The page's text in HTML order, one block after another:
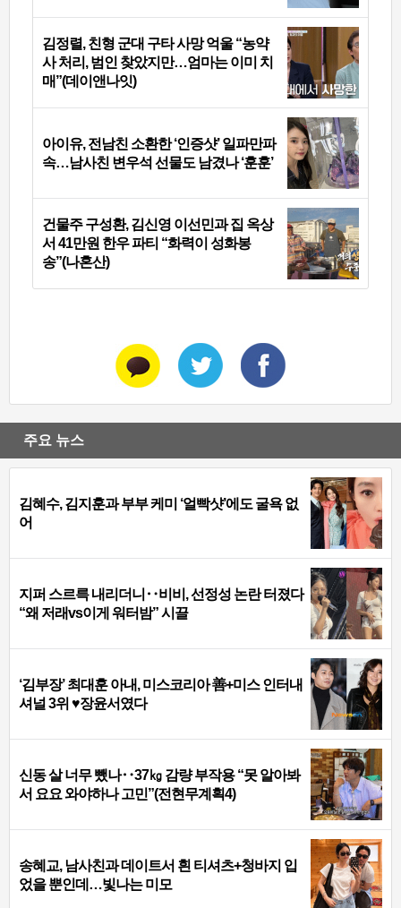
김정렬, 친형 군대 구타 사망 억울 “농약
사 처리, 범인 찾았지만…엄마는 이미 치
매”(데이앤나잇)
아이유, 전남친 소환한 ‘인증샷’ 일파만파
속…남사친 변우석 선물도 남겼나 ‘훈훈’
건물주 구성환, 김신영 이선민과 집 옥상
서 41만원 한우 파티 “화력이 성화봉
송”(나혼산)
주요 뉴스
김혜수, 김지훈과 부부 케미 ‘얼빡샷’에도 굴욕 없
어
지퍼 스르륵 내리더니‥비비, 선정성 논란 터졌다
“왜 저래vs이게 워터밤” 시끌
‘김부장’ 최대훈 아내, 미스코리아 善+미스 인터내
셔널 3위 ♥장윤서였다
신동 살 너무 뺐나‥37㎏ 감량 부작용 “못 알아봐
서 요요 와야하나 고민”(전현무계획4)
송혜교, 남사친과 데이트서 흰 티셔츠+청바지 입
었을 뿐인데…빛나는 미모